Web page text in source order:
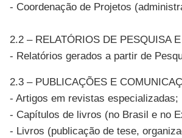
- Coordenação de Projetos
2.2 – RELATÓRIOS DE PESQUISA
- Relatórios gerados a partir de
2.3 – PUBLICAÇÕES E
- Artigos em revistas especializadas;
- Capítulos de livros (no Brasil e no
- Livros (publicação de tese,